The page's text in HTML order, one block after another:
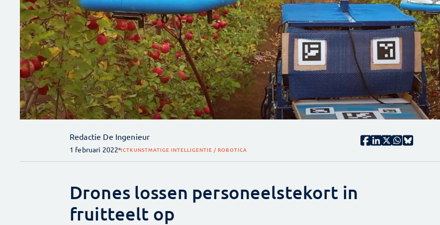
Redactie De Ingenieur
1 februari 2022 ICTKUNSTMATIGE INTELLIGENTIE / ROBOTICA
Drones lossen personeelstekort in
fruitteelt op